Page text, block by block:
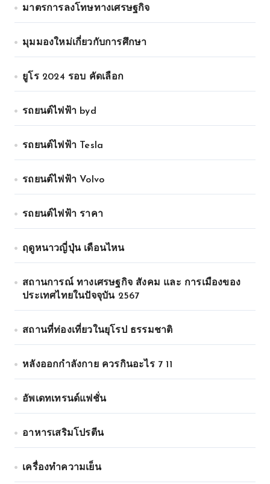
มาตรการลงโทษทางเศรษฐกิจ
มุมมองใหม่เกี่ยวกับการศึกษา
ยูโร 2024 รอบ คัดเลือก
รถยนต์ไฟฟ้า byd
รถยนต์ไฟฟ้า Tesla
รถยนต์ไฟฟ้า Volvo
รถยนต์ไฟฟ้า ราคา
ฤดูหนาวญี่ปุ่น เดือนไหน
สถานการณ์ ทางเศรษฐกิจ สังคม และ การเมืองของ
ประเทศไทยในปัจจุบัน 2567
สถานที่ท่องเที่ยวในยุโรป ธรรมชาติ
หลังออกกําลังกาย ควรกินอะไร 7 11
อัพเดทเทรนด์แฟชั่น
อาหารเสริมโปรตีน
เครื่องทำความเย็น